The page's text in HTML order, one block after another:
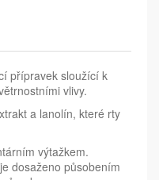
přípravek sloužící k
vlivy.
a lanolín, které rty
výtažkem.
dosaženo působením